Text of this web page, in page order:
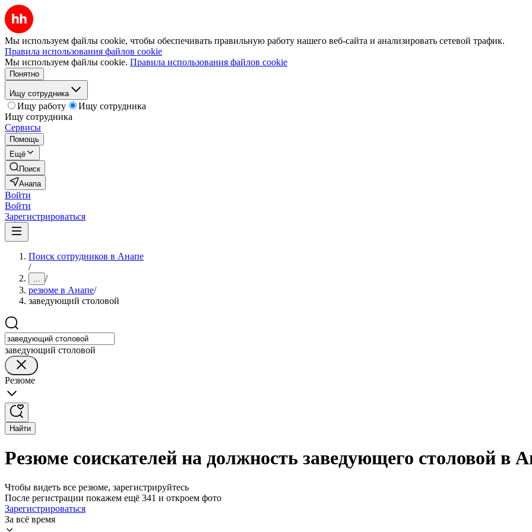
Мы используем файлы cookie, чтобы обеспечивать правильную работу нашего веб-сайта и анализировать сетевой трафик.
Правила использования файлов cookie
Мы используем файлы cookie. Правила использования файлов cookie
Понятно
Ищу сотрудника
Ищу работу
Ищу сотрудника
Ищу сотрудника
Сервисы
Помощь
Ещё
Поиск
Анапа
Войти
Войти
Зарегистрироваться
Поиск сотрудников в Анапе
/
... /
резюме в Анапе/
заведующий столовой
заведующий столовой
Резюме
Найти
Резюме соискателей на должность заведующего столовой в
Чтобы видеть все резюме, зарегистрируйтесь
После регистрации покажем ещё 341 и откроем фото
Зарегистрироваться
За всё время